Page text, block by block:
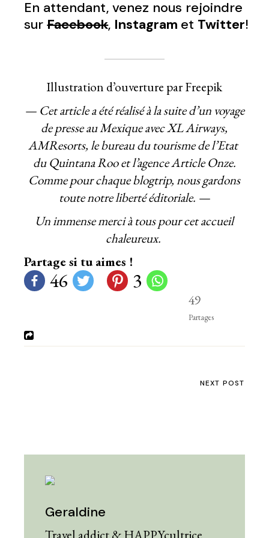
En attendant, venez nous rejoindre
surFacebook, Instagram et Twitter!
Illustration d’ouverture par Freepik
— Cet article a été réalisé à la suite d’un voyage
de presse au Mexique avec XL Airways,
AMResorts, le bureau du tourisme de l’Etat
du Quintana Roo et l’agence Article Onze.
Comme pour chaque blogtrip, nous gardons
toute notre liberté éditoriale. —
Un immense merci à tous pour cet accueil
chaleureux.
Partage si tu aimes !
46 3
49
Partages
NEXT POST
Geraldine